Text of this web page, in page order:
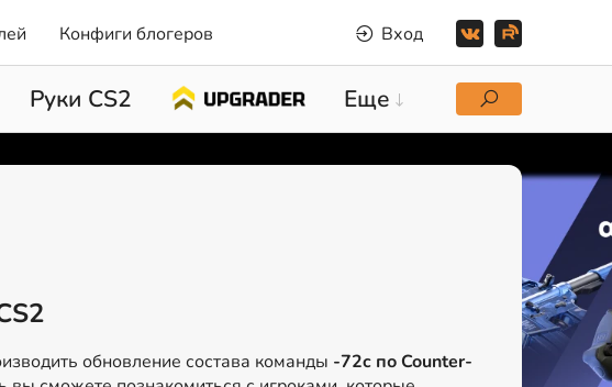
Конфиги блогеров Вход
Руки CS2 Еще
обновление состава команды -72c по Counter-